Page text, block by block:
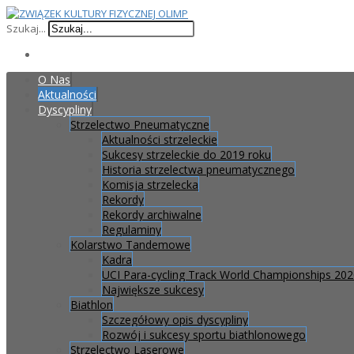
Szukaj...
O Nas
Aktualności
Dyscypliny
Strzelectwo Pneumatyczne
Aktualności strzeleckie
Sukcesy strzeleckie do 2019 roku
Historia strzelectwa pneumatycznego
Komisja strzelecka
Rekordy
Rekordy archiwalne
Regulaminy
Kolarstwo Tandemowe
Kadra
UCI Para-cycling Track World Championships
Największe sukcesy
Biathlon
Szczegółowy opis dyscypliny
Rozwój i sukcesy sportu biathlonowego
Strzelectwo Laserowe